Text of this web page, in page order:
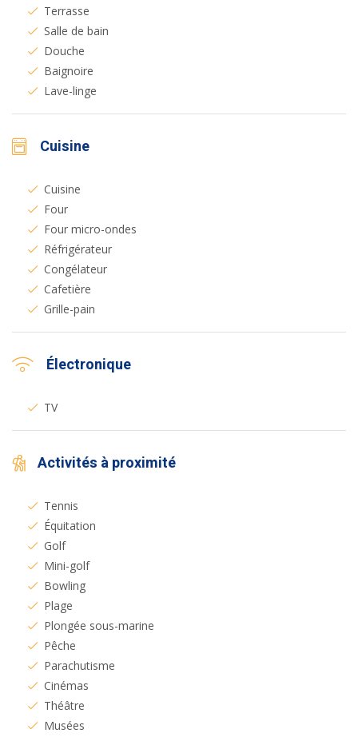
Terrasse
Salle de bain
Douche
Baignoire
Lave-linge
Cuisine
Cuisine
Four
Four micro-ondes
Réfrigérateur
Congélateur
Cafetière
Grille-pain
Électronique
TV
Activités à proximité
Tennis
Équitation
Golf
Mini-golf
Bowling
Plage
Plongée sous-marine
Pêche
Parachutisme
Cinémas
Théâtre
Musées